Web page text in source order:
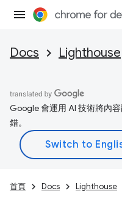
Docs Lighthouse
Google 會運用 AI 技術將內
錯。
首頁 Docs Lighthouse